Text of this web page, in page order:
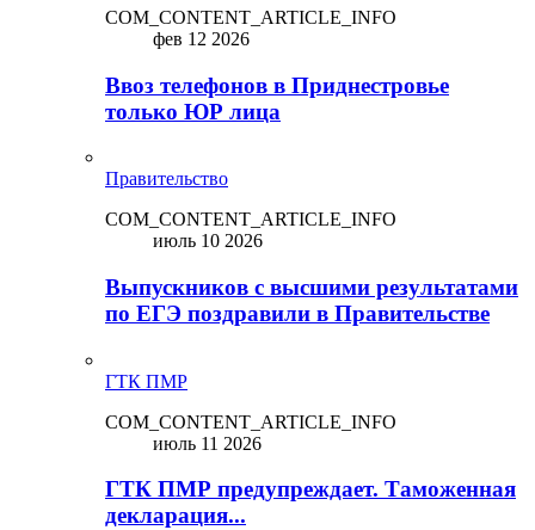
COM_CONTENT_ARTICLE_INFO
фев 12 2026
Ввоз телефонов в Приднестровье
только ЮР лица
Правительство
COM_CONTENT_ARTICLE_INFO
июль 10 2026
Выпускников с высшими результатами
по ЕГЭ поздравили в Правительстве
ГТК ПМР
COM_CONTENT_ARTICLE_INFO
июль 11 2026
ГТК ПМР предупреждает. Таможенная
декларация...